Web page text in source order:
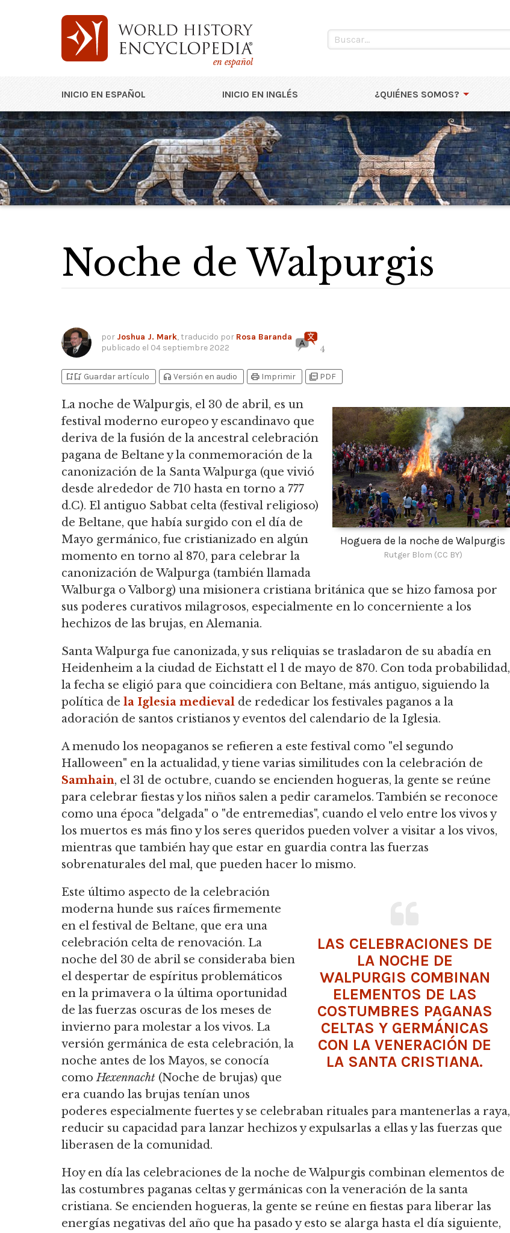
en español
INICIO EN ESPAÑOL INICIO EN INGLÉS ¿QUIÉNES SOMOS?
Noche de Walpurgis
por Joshua J. Mark, traducido por Rosa Baranda
publicado el 04 septiembre 2022 4
bookmark_addbookmark_added Guardar artículo headphones Versión en audio print Imprimir picture_as_pdf PDF
Hoguera de la noche de Walpurgis
Rutger Blom (CC BY)
La noche de Walpurgis, el 30 de abril, es un
festival moderno europeo y escandinavo que
deriva de la fusión de la ancestral celebración
pagana de Beltane y la conmemoración de la
canonización de la Santa Walpurga (que vivió
desde alrededor de 710 hasta en torno a 777
d.C). El antiguo Sabbat celta (festival religioso)
de Beltane, que había surgido con el día de
Mayo germánico, fue cristianizado en algún
momento en torno al 870, para celebrar la
canonización de Walpurga (también llamada
Walburga o Valborg) una misionera cristiana británica que se hizo famosa por
sus poderes curativos milagrosos, especialmente en lo concerniente a los
hechizos de las brujas, en Alemania.
Santa Walpurga fue canonizada, y sus reliquias se trasladaron de su abadía en
Heidenheim a la ciudad de Eichstatt el 1 de mayo de 870. Con toda probabilidad,
la fecha se eligió para que coincidiera con Beltane, más antiguo, siguiendo la
política de la Iglesia medieval de rededicar los festivales paganos a la
adoración de santos cristianos y eventos del calendario de la Iglesia.
A menudo los neopaganos se refieren a este festival como "el segundo
Halloween" en la actualidad, y tiene varias similitudes con la celebración de
Samhain, el 31 de octubre, cuando se encienden hogueras, la gente se reúne
para celebrar fiestas y los niños salen a pedir caramelos. También se reconoce
como una época "delgada" o "de entremedias", cuando el velo entre los vivos y
los muertos es más fino y los seres queridos pueden volver a visitar a los vivos,
mientras que también hay que estar en guardia contra las fuerzas
sobrenaturales del mal, que pueden hacer lo mismo.
LAS CELEBRACIONES DE
LA NOCHE DE
WALPURGIS COMBINAN
ELEMENTOS DE LAS
COSTUMBRES PAGANAS
CELTAS Y GERMÁNICAS
CON LA VENERACIÓN DE
LA SANTA CRISTIANA.
Este último aspecto de la celebración
moderna hunde sus raíces firmemente
en el festival de Beltane, que era una
celebración celta de renovación. La
noche del 30 de abril se consideraba bien
el despertar de espíritus problemáticos
en la primavera o la última oportunidad
de las fuerzas oscuras de los meses de
invierno para molestar a los vivos. La
versión germánica de esta celebración, la
noche antes de los Mayos, se conocía
comoHexennacht (Noche de brujas) que
era cuando las brujas tenían unos
poderes especialmente fuertes y se celebraban rituales para mantenerlas a raya,
reducir su capacidad para lanzar hechizos y expulsarlas a ellas y las fuerzas que
liberasen de la comunidad.
Hoy en día las celebraciones de la noche de Walpurgis combinan elementos de
las costumbres paganas celtas y germánicas con la veneración de la santa
cristiana. Se encienden hogueras, la gente se reúne en fiestas para liberar las
energías negativas del año que ha pasado y esto se alarga hasta el día siguiente,